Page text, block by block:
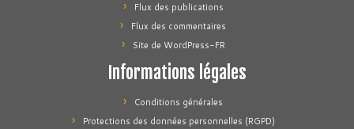
Flux des publications
Flux des commentaires
Site de WordPress-FR
Informations légales
Conditions générales
Protections des données personnelles (RGPD)